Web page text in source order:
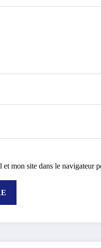
mon site dans le navigateur